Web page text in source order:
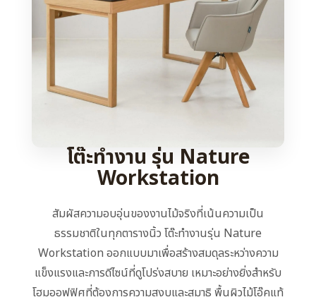
โต๊ะทำงาน รุ่น Nature
Workstation
สัมผัสความอบอุ่นของงานไม้จริงที่เน้นความเป็น
ธรรมชาติในทุกตารางนิ้ว โต๊ะทำงานรุ่น Nature
Workstation ออกแบบมาเพื่อสร้างสมดุลระหว่างความ
แข็งแรงและการดีไซน์ที่ดูโปร่งสบาย เหมาะอย่างยิ่งสำหรับ
โฮมออฟฟิศที่ต้องการความสงบและสมาธิ พื้นผิวไม้โอ๊คแท้